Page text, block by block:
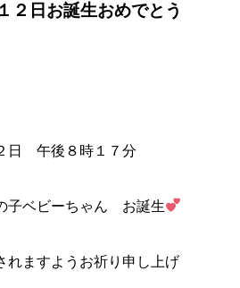
２日お誕生おめでとう
日 午後８時１７分
子ベビーちゃん お誕生
れますようお祈り申し上げ